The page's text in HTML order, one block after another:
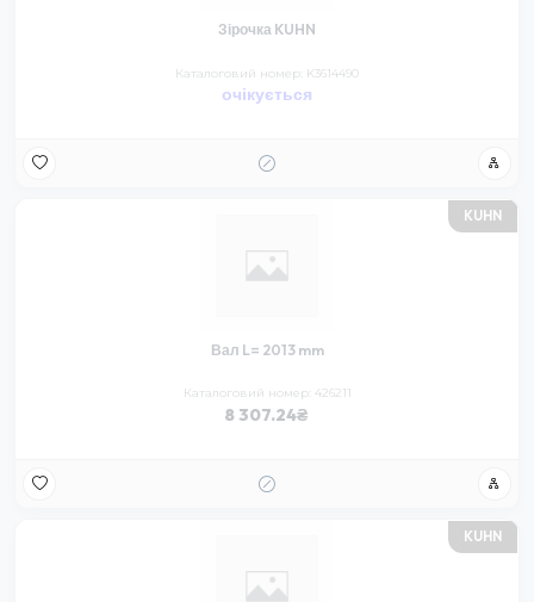
Зірочка KUHN
Каталоговий номер: K3614490
очікується
KUHN
Вал L= 2013 mm
Каталоговий номер: 426211
8 307.24
KUHN